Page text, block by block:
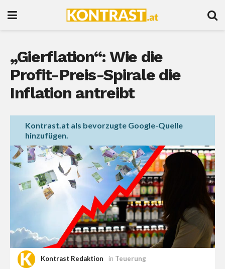
„Gierflation“: Wie die
Profit-Preis-Spirale die
Inflation antreibt
Kontrast.at als bevorzugte Google-Quelle
hinzufügen.
Kontrast Redaktion in Teuerung